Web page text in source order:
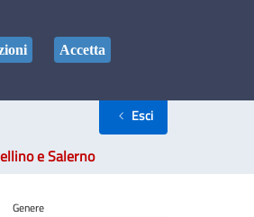
Esci
e Salerno
Genere
Accetta